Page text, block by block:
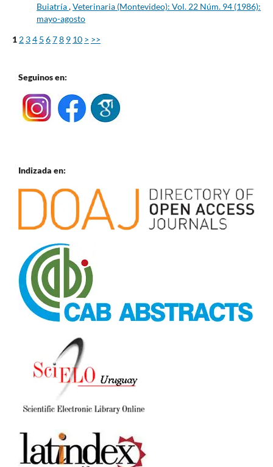
Buiatría,Veterinaria (Montevideo): Vol. 22 Núm. 94 (1986):
mayo-agosto
1 2 34 5 678 9 10 > >>
Seguinos en:
Indizada en: